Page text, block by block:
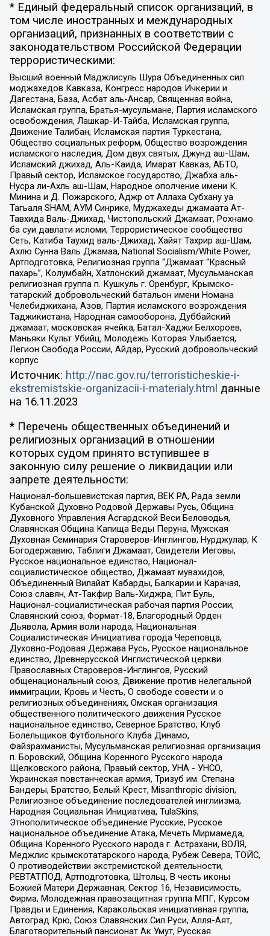
* Единый федеральный список организаций, в
том числе иностранных и международных
организаций, признанных в соответствии с
законодательством Российской Федерации
террористическими:
Высший военный Маджлисуль Шура Объединенных сил
моджахедов Кавказа, Конгресс народов Ичкерии и
Дагестана, База, Асбат аль-Ансар, Священная война,
Исламская группа, Братья-мусульмане, Партия исламского
освобождения, Лашкар-И-Тайба, Исламская группа,
Движение Талибан, Исламская партия Туркестана,
Общество социальных реформ, Общество возрождения
исламского наследия, Дом двух святых, Джунд аш-Шам,
Исламский джихад, Аль-Каида, Имарат Кавказ, АБТО,
Правый сектор, Исламское государство, Джабха аль-
Нусра ли-Ахль аш-Шам, Народное ополчение имени К.
Минина и Д. Пожарского, Аджр от Аллаха Субхану уа
Тагьаля SHAM, АУМ Синрике, Муджахеды джамаата Ат-
Тавхида Валь-Джихад, Чистопольский Джамаат, Рохнамо
ба суи давлати исломи, Террористическое сообщество
Сеть, Катиба Таухид валь-Джихад, Хайят Тахрир аш-Шам,
Ахлю Сунна Валь Джамаа, National Socialism/White Power,
Артподготовка, Религиозная группа “Джамаат “Красный
пахарь”, Колумбайн, Хатлонский джамаат, Мусульманская
религиозная группа п. Кушкуль г. Оренбург, Крымско-
татарский добровольческий батальон имени Номана
Челебиджихана, Азов, Партия исламского возрождения
Таджикистана, Народная самооборона, Дуббайский
джамаат, московская ячейка, Батал-Хаджи Белхороев,
Маньяки Культ Убийц, Молодёжь Которая Улыбается,
Легион Свобода России, Айдар, Русский добровольческий
корпус
Источник: http://nac.gov.ru/terroristicheskie-i-
ekstremistskie-organizacii-i-materialy.html данные
на 16.11.2023
* Перечень общественных объединений и
религиозных организаций в отношении
которых судом принято вступившее в
законную силу решение о ликвидации или
запрете деятельности:
Национал-большевистская партия, ВЕК РА, Рада земли
Кубанской Духовно Родовой Державы Русь, Община
Духовного Управления Асгардской Веси Беловодья,
Славянская Община Капища Веды Перуна, Мужская
Духовная Семинария Староверов-Инглингов, Нурджулар, К
Богодержавию, Таблиги Джамаат, Свидетели Иеговы,
Русское национальное единство, Национал-
социалистическое общество, Джамаат мувахидов,
Объединенный Вилайат Кабарды, Балкарии и Карачая,
Союз славян, Ат-Такфир Валь-Хиджра, Пит Буль,
Национал-социалистическая рабочая партия России,
Славянский союз, Формат-18, Благородный Орден
Дьявола, Армия воли народа, Национальная
Социалистическая Инициатива города Череповца,
Духовно-Родовая Держава Русь, Русское национальное
единство, Древнерусской Инглистической церкви
Православных Староверов-Инглингов, Русский
общенациональный союз, Движение против нелегальной
иммиграции, Кровь и Честь, О свободе совести и о
религиозных объединениях, Омская организация
общественного политического движения Русское
национальное единство, Северное Братство, Клуб
Болельщиков Футбольного Клуба Динамо,
Файзрахманисты, Мусульманская религиозная организация
п. Боровский, Община Коренного Русского народа
Щелковского района, Правый сектор, УНА - УНСО,
Украинская повстанческая армия, Тризуб им. Степана
Бандеры, Братство, Белый Крест, Misanthropic division,
Религиозное объединение последователей инглиизма,
Народная Социальная Инициатива, TulaSkins,
Этнополитическое объединение Русские, Русское
национальное объединение Атака, Мечеть Мирмамеда,
Община Коренного Русского народа г. Астрахани, ВОЛЯ,
Меджлис крымскотатарского народа, Рубеж Севера, ТОЙС,
О противодействии экстремистской деятельности,
РЕВТАТПОД, Артподготовка, Штольц, В честь иконы
Божией Матери Державная, Сектор 16, Независимость,
Фирма, Молодежная правозащитная группа МПГ, Курсом
Правды и Единения, Каракольская инициативная группа,
Автоград Крю, Союз Славянских Сил Руси, Алля-Аят,
Благотворительный пансионат Ак Умут, Русская